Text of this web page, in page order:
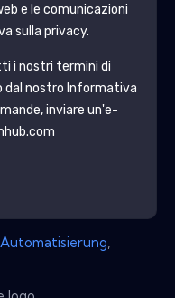
e le comunicazioni
sulla privacy.
i nostri termini di
nostro Informativa
inviare un'e-